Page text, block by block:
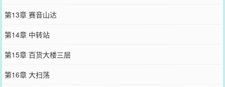
第13章 赛音山达
第14章 中转站
第15章 百货大楼三层
第16章 大扫荡